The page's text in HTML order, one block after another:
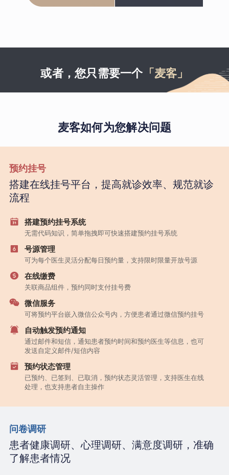
或者，您只需要一个「麦客」
麦客如何为您解决问题
预约挂号
搭建在线挂号平台，提高就诊效率、规范就诊
流程
搭建预约挂号系统
无需代码知识，简单拖拽即可快速搭建预约挂号系统
号源管理
可为每个医生灵活分配每日预约量，支持限时限量开放号源
在线缴费
关联商品组件，预约同时支付挂号费
微信服务
可将预约平台嵌入微信公众号内，方便患者通过微信预约挂号
自动触发预约通知
通过邮件和短信，通知患者预约时间和预约医生等信息，也可
发送自定义邮件/短信内容
预约状态管理
已预约、已签到、已取消，预约状态灵活管理，支持医生在线
处理，也支持患者自主操作
问卷调研
患者健康调研、心理调研、满意度调研，准确
了解患者情况